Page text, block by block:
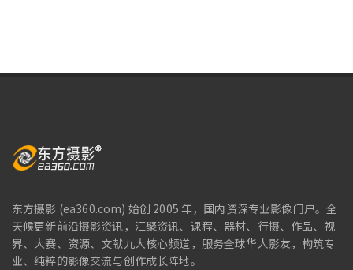
东方摄影 (ea360.com) 始创 2005 年，国内资深专业影像门户。全
天候更新前沿摄影资讯，汇聚资讯、课程、器材、行摄、作品、视
界、大赛、资源、文献九大核心频道，服务全球华人影友，构筑专
业、纯粹的影像交流与创作成长阵地。